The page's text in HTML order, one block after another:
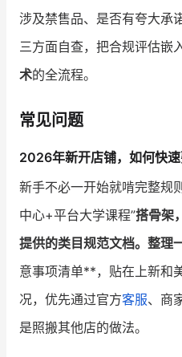
涉及禁售品、是否有夸大承
三方面自查，把合规评估嵌
术的全流程。
常见问题
2026年新开店铺，如何快速
新手不必一开始就啃完整规
中心+平台大学课程”搭骨架
提供的类目规范文档。整理
意事项清单**，贴在上新和
况，优先通过官方客服、商
是照搬其他店的做法。